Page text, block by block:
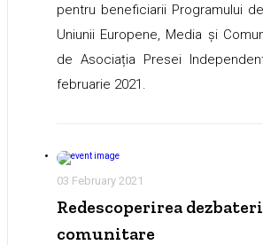
pentru beneficiarii Programului
Uniunii Europene, Media și
de Asociația Presei
februarie 2021.
03 February 2021
Redescoperirea
comunitare